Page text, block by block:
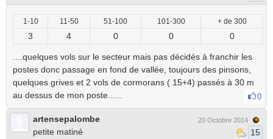
1-10 11-50 51-100 101-300 + de 300
3 4 0 0 0
....quelques vols sur le secteur mais pas décidés à franchir les
postes donc passage en fond de vallée, toujours des pinsons,
quelques grives et 2 vols de cormorans ( 15+4) passés à 30 m
au dessus de mon poste......
0
artensepalombe
petite matiné
20 Octobre 2014
15